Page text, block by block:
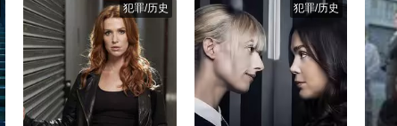
犯罪/历史 犯罪/历史